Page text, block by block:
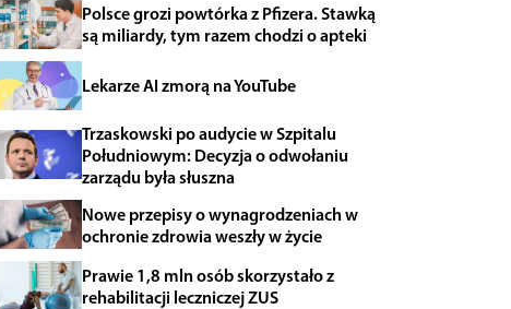
Polsce grozi powtórka z Pfizera. Stawką
są miliardy, tym razem chodzi o apteki
Lekarze AI zmorą na YouTube
Trzaskowski po audycie w Szpitalu
Południowym: Decyzja o odwołaniu
zarządu była słuszna
Nowe przepisy o wynagrodzeniach w
ochronie zdrowia weszły w życie
Prawie 1,8 mln osób skorzystało z
rehabilitacji leczniczej ZUS